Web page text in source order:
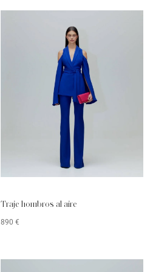
Traje hombros al aire
890 €